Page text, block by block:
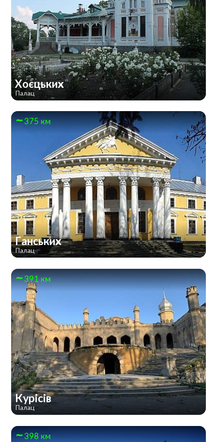
Хоєцьких
Палац
375 км
Ганських
Палац
391 км
Курісів
Палац
398 км